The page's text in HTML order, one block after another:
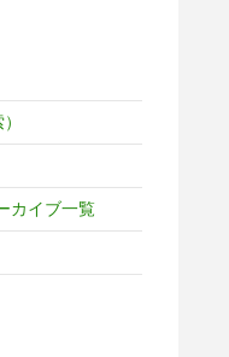
カイブ一覧